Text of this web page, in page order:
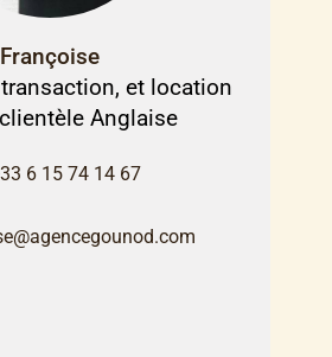
Françoise
et location
Anglaise
6 15 74 14 67